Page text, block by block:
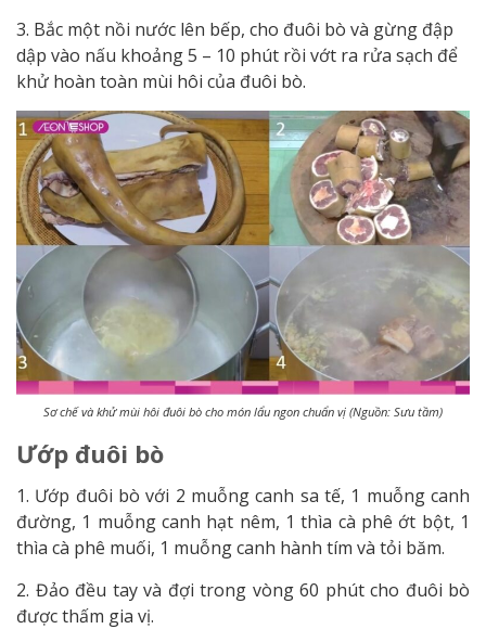
3. Bắc một nồi nước lên bếp, cho đuôi bò và gừng đập
dập vào nấu khoảng 5 – 10 phút rồi vớt ra rửa sạch để
khử hoàn toàn mùi hôi của đuôi bò.
Sơ chế và khử mùi hôi đuôi bò cho món lẩu ngon chuẩn vị (Nguồn: Sưu tầm)
Ướp đuôi bò
1. Ướp đuôi bò với 2 muỗng canh sa tế, 1 muỗng canh
đường, 1 muỗng canh hạt nêm, 1 thìa cà phê ớt bột, 1
thìa cà phê muối, 1 muỗng canh hành tím và tỏi băm.
2. Đảo đều tay và đợi trong vòng 60 phút cho đuôi bò
được thấm gia vị.